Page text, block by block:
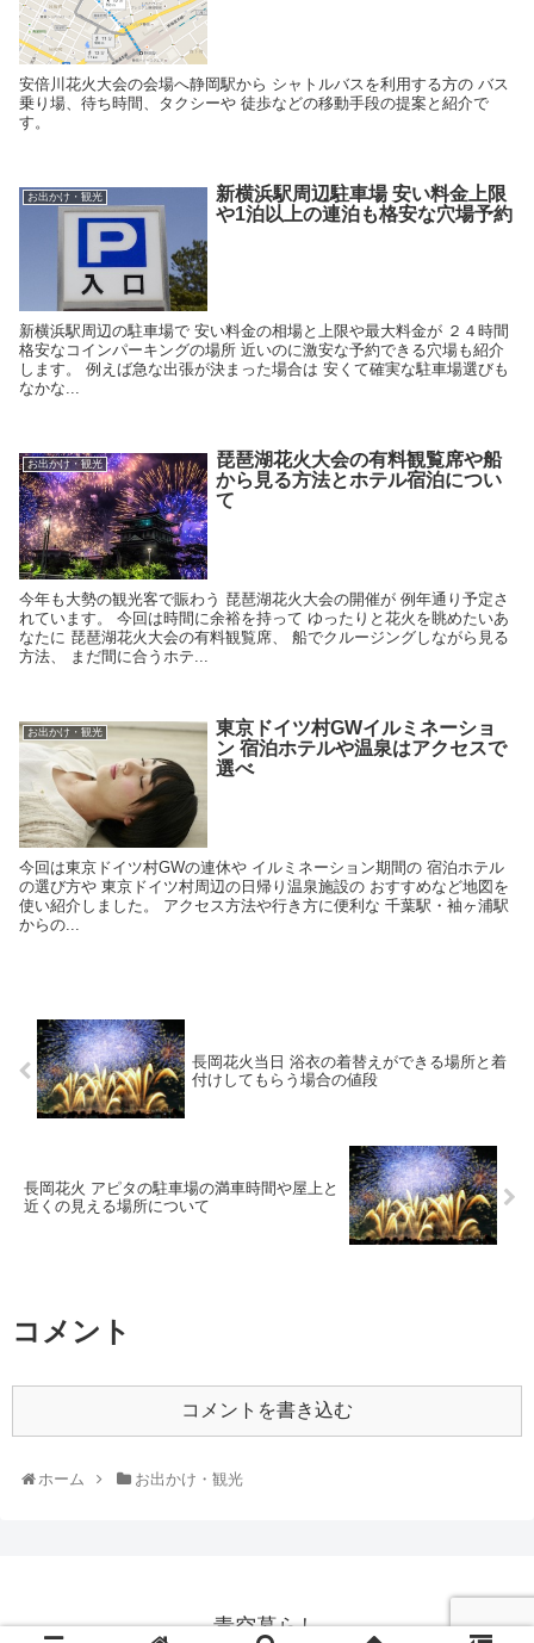
安倍川花火大会の会場へ静岡駅から シャトルバスを利用する方の バス
乗り場、待ち時間、タクシーや 徒歩などの移動手段の提案と紹介で
す。
お出かけ・観光
新横浜駅周辺駐車場 安い料金上限
や1泊以上の連泊も格安な穴場予約
新横浜駅周辺の駐車場で 安い料金の相場と上限や最大料金が ２４時間
格安なコインパーキングの場所 近いのに激安な予約できる穴場も紹介
します。 例えば急な出張が決まった場合は 安くて確実な駐車場選びも
なかな...
お出かけ・観光
琵琶湖花火大会の有料観覧席や船
から見る方法とホテル宿泊につい
て
今年も大勢の観光客で賑わう 琵琶湖花火大会の開催が 例年通り予定さ
れています。 今回は時間に余裕を持って ゆったりと花火を眺めたいあ
なたに 琵琶湖花火大会の有料観覧席、 船でクルージングしながら見る
方法、 まだ間に合うホテ...
お出かけ・観光
東京ドイツ村GWイルミネーショ
ン 宿泊ホテルや温泉はアクセスで
選べ
今回は東京ドイツ村GWの連休や イルミネーション期間の 宿泊ホテル
の選び方や 東京ドイツ村周辺の日帰り温泉施設の おすすめなど地図を
使い紹介しました。 アクセス方法や行き方に便利な 千葉駅・袖ヶ浦駅
からの...
長岡花火当日 浴衣の着替えができる場所と着
付けしてもらう場合の値段
長岡花火 アピタの駐車場の満車時間や屋上と
近くの見える場所について
コメント
コメントを書き込む
ホーム お出かけ・観光
青空暮らし